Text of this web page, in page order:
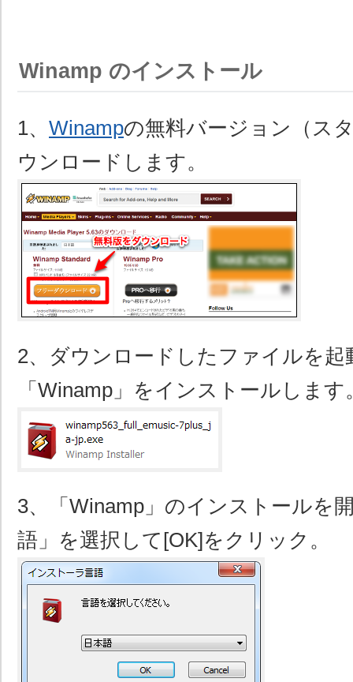
Winamp のインストール
1、 Winampの無料バージョン（ス
ウンロードします。
2、ダウンロードしたファイルを起
「Winamp」をインストールします
3、「Winamp」のインストールを
語」を選択して[OK]をクリック。